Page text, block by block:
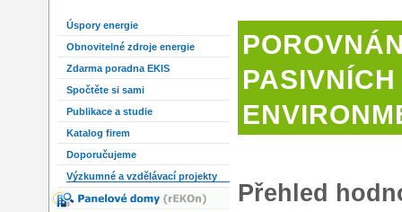
Úspory energie
Obnovitelné zdroje energie
Zdarma poradna EKIS
Spočtěte si sami
Publikace a studie
Katalog firem
Doporučujeme
Výzkumné a vzdělávací projekty
Přehled